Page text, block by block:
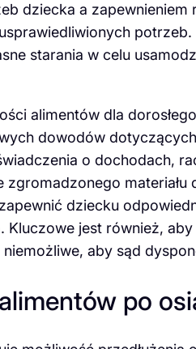
dziecka a
starania w celu
alimentów dla
dowodów
o dochodach,
zgromadzonego
dziecku
jest również,
aby sąd
po